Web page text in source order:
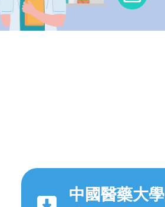
中國醫藥大